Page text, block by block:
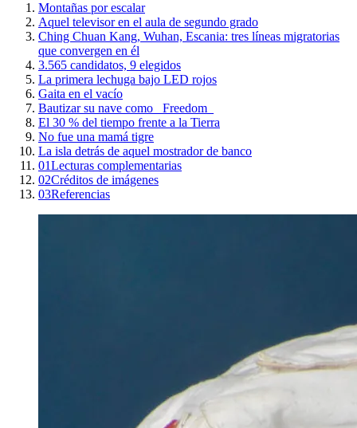
Montañas por escalar
Aquel televisor en el aula de segundo grado
Ching Chuan Kang, Wuhan, Escania: tres líneas migratorias
que convergen en él
3.565 candidatos, 9 elegidos
La primera lechuga bajo LED rojos
Gaita en el vacío
Bautizar su nave como _Freedom_
El 30 % del tiempo frente a la Tierra
No fue una mamá tigre
La isla detrás de aquel mostrador de banco
01Lecturas complementarias
02Créditos de imágenes
03Referencias